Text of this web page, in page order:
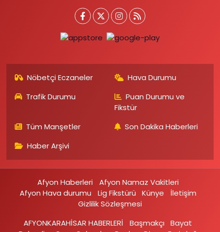
Nöbetçi Eczaneler
Hava Durumu
Trafik Durumu
Puan Durumu ve
Fikstür
Tüm Manşetler
Son Dakika Haberleri
Haber Arşivi
Afyon Haberleri
Afyon Namaz Vakitleri
Afyon Hava durumu
Lig Fikstürü Künye
İletişim
Gizlilik Sözleşmesi
AFYONKARAHİSAR HABERLERİ
Başmakçı
Bayat